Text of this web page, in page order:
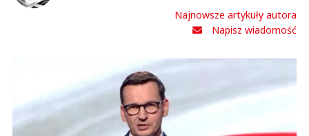
Najnowsze artykuły autora
Napisz wiadomość